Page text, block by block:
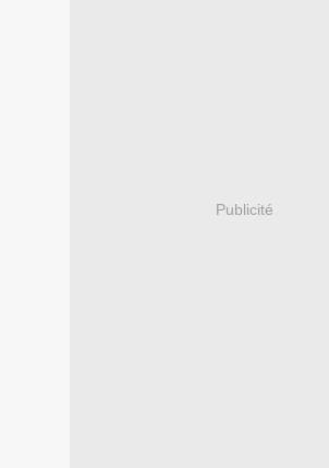
Publicité